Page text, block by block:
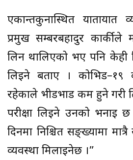
एकान्तकुनास्थित यातायात
प्रमुख सम्बरबहादुर कार्कीले
लिन थालिएको भए पनि केही
लिइने बताए ।
रहेकाले भीडभाड कम हुने गरी
परीक्षा लिइने उनको
दिनमा निश्चित सङ्ख्यामा
व्यवस्था मिलाइनेछ ।”